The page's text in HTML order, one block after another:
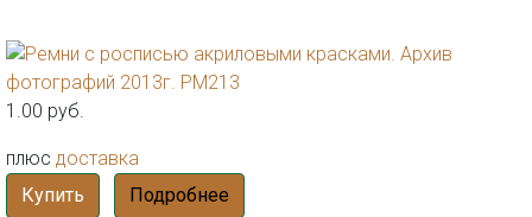
1.00 руб.
плюс доставка
Купить
Подробнее